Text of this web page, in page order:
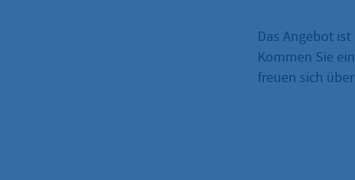
Das Angebot
Kommen Sie
freuen sich